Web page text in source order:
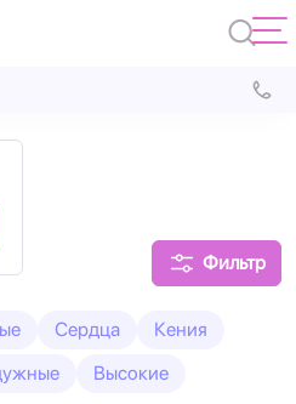
Фильтр
Сердца
Кения
Высокие